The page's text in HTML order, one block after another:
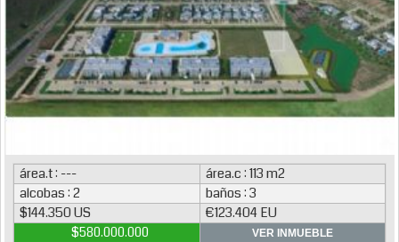
área.t : ---
área.c : 113 m2
alcobas : 2
baños : 3
$144.350 US
€123.404 EU
$580.000.000 VER INMUEBLE